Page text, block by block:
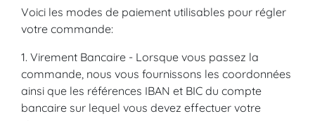
Voici les modes de paiement utilisables pour régler
votre commande:
1. Virement Bancaire - Lorsque vous passez la
commande, nous vous fournissons les coordonnées
ainsi que les références IBAN et BIC du compte
bancaire sur lequel vous devez effectuer votre